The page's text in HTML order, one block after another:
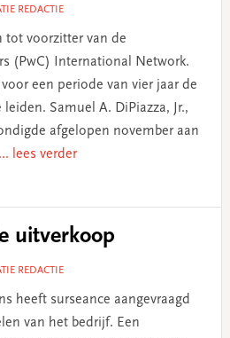
REDACTIE
tot voorzitter van de
(PwC) International Network.
een periode van vier jaar de
Samuel A. DiPiazza, Jr.,
afgelopen november aan
... lees verder
uitverkoop
REDACTIE
heeft surseance aangevraagd
van het bedrijf. Een